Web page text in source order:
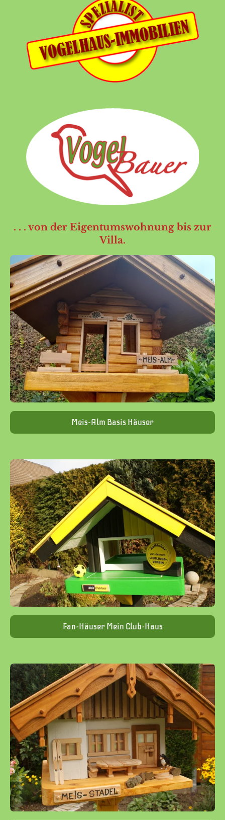
. . . von der Eigentumswohnung bis zur
Villa.
Meis-Alm Basis Häuser
Fan-Häuser Mein Club-Haus